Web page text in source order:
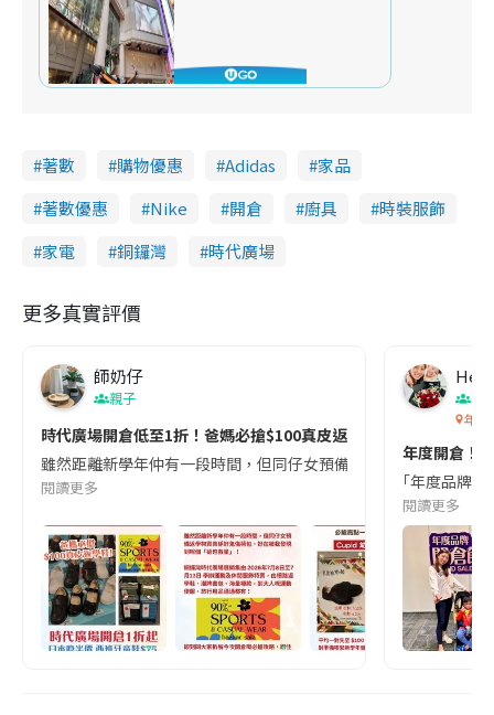
著數 購物優惠 Adidas
家品
著數優惠
Nike 開倉 廚具
時裝服飾
家電
銅鑼灣 時代廣場
更多真實評價
師奶仔
親子
時代廣場開倉低至1折！爸媽必搶$100真皮返學鞋／童裝襪$5起
雖然距離新學年仲有一段時間，但同仔女預備返學物資真係好鬼
閱讀更多
著
年度
年度開倉！
｢年度品牌
閱讀更多